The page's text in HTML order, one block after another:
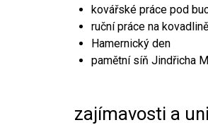
kovářské práce pod
ruční práce na kovadlině
Hamernický den
pamětní síň Jindřicha
zajímavosti a